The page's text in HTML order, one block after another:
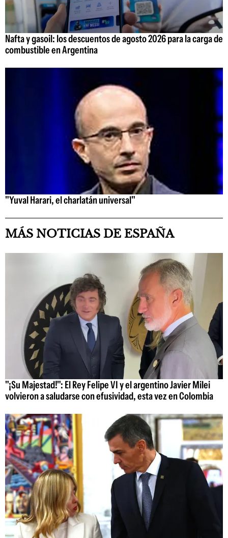
Nafta y gasoil: los descuentos de agosto 2026 para la carga de
combustible en Argentina
"Yuval Harari, el charlatán universal"
MÁS NOTICIAS DE ESPAÑA
"¡Su Majestad!": El Rey Felipe VI y el argentino Javier Milei
volvieron a saludarse con efusividad, esta vez en Colombia